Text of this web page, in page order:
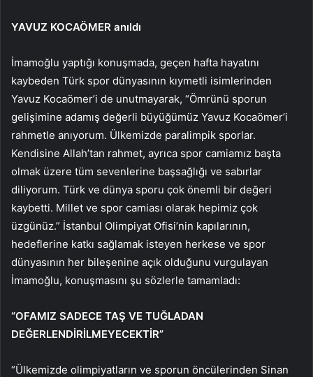
YAVUZ KOCAÖMER anıldı
İmamoğlu yaptığı konuşmada, geçen hafta hayatını
kaybeden Türk spor dünyasının kıymetli isimlerinden
Yavuz Kocaömer’i de unutmayarak, “Ömrünü sporun
gelişimine adamış değerli büyüğümüz Yavuz Kocaömer’i
rahmetle anıyorum. Ülkemizde paralimpik sporlar.
Kendisine Allah’tan rahmet, ayrıca spor camiamız başta
olmak üzere tüm sevenlerine başsağlığı ve sabırlar
diliyorum. Türk ve dünya sporu çok önemli bir değeri
kaybetti. Millet ve spor camiası olarak hepimiz çok
üzgünüz.” İstanbul Olimpiyat Ofisi’nin kapılarının,
hedeflerine katkı sağlamak isteyen herkese ve spor
dünyasının her bileşenine açık olduğunu vurgulayan
İmamoğlu, konuşmasını şu sözlerle tamamladı:
“OFAMIZ SADECE TAŞ VE TUĞLADAN
DEĞERLENDİRİLMEYECEKTİR”
“Ülkemizde olimpiyatların ve sporun öncülerinden Sinan